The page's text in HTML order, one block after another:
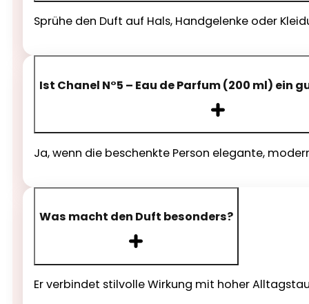
Sprühe den Duft auf Hals, Handgelenke oder
Ist Chanel N°5 – Eau de Parfum (200 ml) ein
Ja, wenn die beschenkte Person elegante,
Was macht den Duft besonders?
Er verbindet stilvolle Wirkung mit hoher